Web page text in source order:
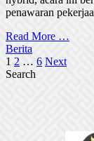
penawaran
Read More …
Berita
Posts
pagination
1 2 … 6 Next
Search